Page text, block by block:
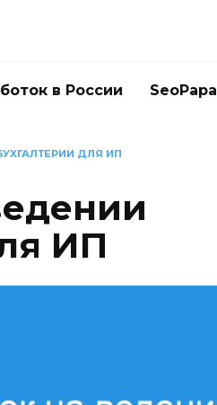
в России SeoPapa
ДЛЯ ИП
ИП